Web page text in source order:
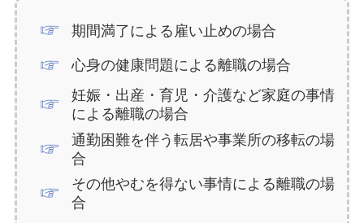
期間満了による雇い止めの場合
心身の健康問題による離職の場合
妊娠・出産・育児・介護など家庭の事情
による離職の場合
通勤困難を伴う転居や事業所の移転の場
合
その他やむを得ない事情による離職の場
合